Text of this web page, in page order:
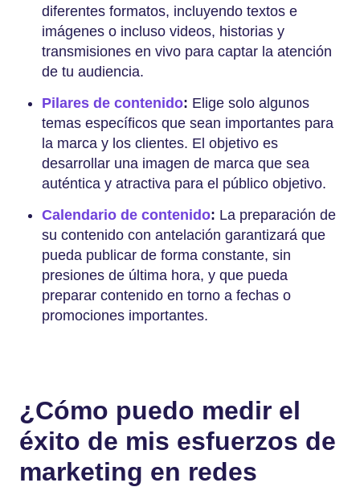
diferentes formatos, incluyendo textos e
imágenes o incluso videos, historias y
transmisiones en vivo para captar la atención
de tu audiencia.
Pilares de contenido: Elige solo algunos
temas específicos que sean importantes para
la marca y los clientes. El objetivo es
desarrollar una imagen de marca que sea
auténtica y atractiva para el público objetivo.
Calendario de contenido: La preparación de
su contenido con antelación garantizará que
pueda publicar de forma constante, sin
presiones de última hora, y que pueda
preparar contenido en torno a fechas o
promociones importantes.
¿Cómo puedo medir el
éxito de mis esfuerzos de
marketing en redes